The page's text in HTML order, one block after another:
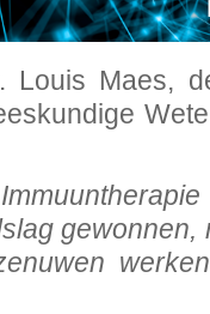
Louis Maes,
gewonnen,